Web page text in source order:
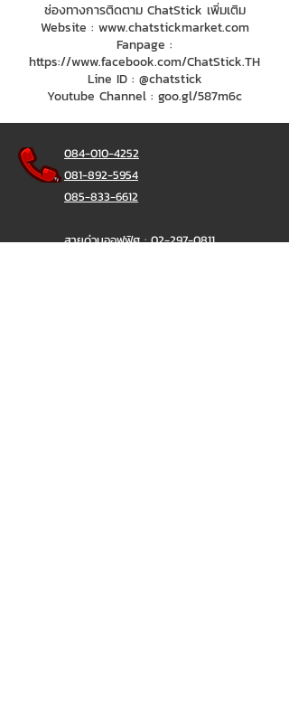
ช่องทางการติดตาม ChatStick เพิ่มเติม
Website : www.chatstickmarket.com
Fanpage :
https://www.facebook.com/ChatStick.TH
Line ID : @chatstick
Youtube Channel : goo.gl/587m6c
084-010-4252
081-892-5954
085-833-6612
สายด่วนออฟฟิศ :02-297-0811